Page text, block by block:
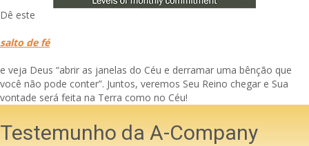
Dê este
salto de fé
e veja Deus “abrir as janelas do Céu e derramar uma bênção que
você não pode conter”. Juntos, veremos Seu Reino chegar e Sua
vontade será feita na Terra como no Céu!
Testemunho da A-Company